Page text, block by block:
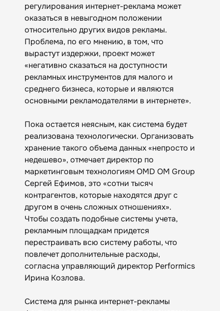
регулирования интернет-реклама может
оказаться в невыгодном положении
относительно других видов рекламы.
Проблема, по его мнению, в том, что
вырастут издержки, проект может
«негативно сказаться на доступности
рекламных инструментов для малого и
среднего бизнеса, которые и являются
основными рекламодателями в интернете».
Пока остается неясным, как система будет
реализована технологически. Организовать
хранение такого объема данных «непросто и
недешево», отмечает директор по
маркетинговым технологиям OMD OM Group
Сергей Ефимов, это «сотни тысяч
контрагентов, которые находятся друг с
другом в очень сложных отношениях».
Чтобы создать подобные системы учета,
рекламным площадкам придется
перестраивать всю систему работы, что
повлечет дополнительные расходы,
согласна управляющий директор Performics
Ирина Козлова.
Система для рынка интернет-рекламы